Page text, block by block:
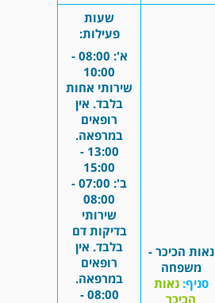
נאות הכיכר -
משפחה
סניף: נאות
הכיכר
שעות
פעילות:
א': 08:00 -
10:00
שירותי אחות
בלבד. אין
רופאים
במרפאה.
13:00 -
15:00
ב': 07:00 -
08:00
שירותי
בדיקות דם
בלבד. אין
רופאים
במרפאה.
08:00 -